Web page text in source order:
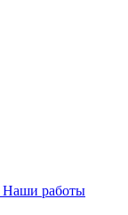
Наши работы